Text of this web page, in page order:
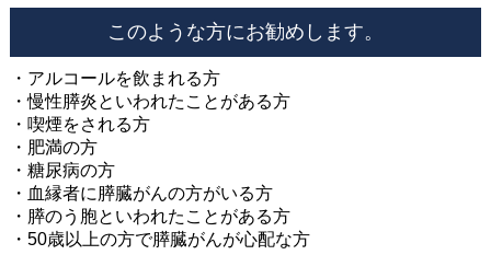
このような方にお勧めします。
・アルコールを飲まれる方
・慢性膵炎といわれたことがある方
・喫煙をされる方
・肥満の方
・糖尿病の方
・血縁者に膵臓がんの方がいる方
・膵のう胞といわれたことがある方
・50歳以上の方で膵臓がんが心配な方